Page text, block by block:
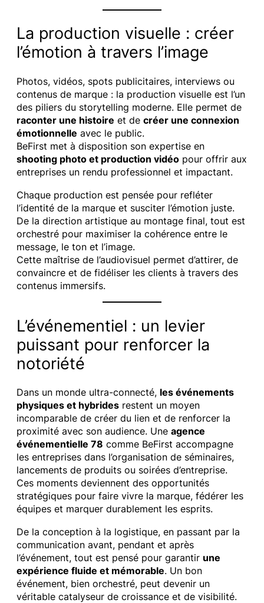
La production visuelle : créer
l’émotion à travers l’image
Photos, vidéos, spots publicitaires, interviews ou
contenus de marque : la production visuelle est l’un
des piliers du storytelling moderne. Elle permet de
raconter une histoire et de créer une connexion
émotionnelle avec le public.
BeFirst met à disposition son expertise en
shooting photo et production vidéo pour offrir aux
entreprises un rendu professionnel et impactant.
Chaque production est pensée pour refléter
l’identité de la marque et susciter l’émotion juste.
De la direction artistique au montage final, tout est
orchestré pour maximiser la cohérence entre le
message, le ton et l’image.
Cette maîtrise de l’audiovisuel permet d’attirer, de
convaincre et de fidéliser les clients à travers des
contenus immersifs.
L’événementiel : un levier
puissant pour renforcer la
notoriété
Dans un monde ultra-connecté, les événements
physiques et hybrides restent un moyen
incomparable de créer du lien et de renforcer la
proximité avec son audience. Une agence
événementielle 78 comme BeFirst accompagne
les entreprises dans l’organisation de séminaires,
lancements de produits ou soirées d’entreprise.
Ces moments deviennent des opportunités
stratégiques pour faire vivre la marque, fédérer les
équipes et marquer durablement les esprits.
De la conception à la logistique, en passant par la
communication avant, pendant et après
l’événement, tout est pensé pour garantir une
expérience fluide et mémorable. Un bon
événement, bien orchestré, peut devenir un
véritable catalyseur de croissance et de visibilité.